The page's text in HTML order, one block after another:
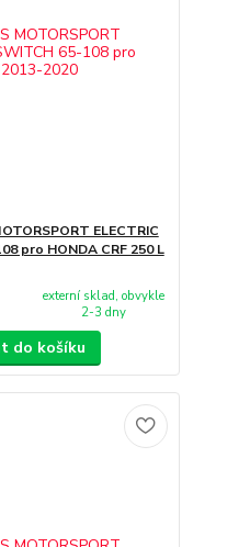
ELECTRIC
pro HONDA CRF 250 L
externí sklad, obvykle
2-3 dny
do košíku